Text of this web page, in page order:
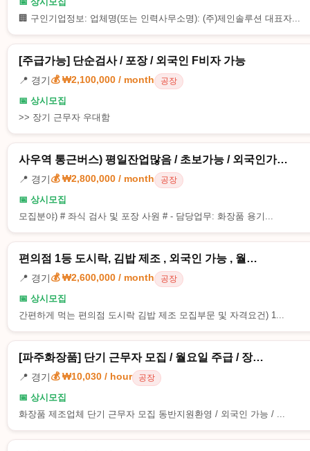
🏢 구인기업정보: 업체명(또는 인력사무소명): (주)제인솔루션 대표자...
[주급가능] 단순검사 / 포장 / 외국인 F비자 가능
📍 경기💰 ₩2,100,000 / month 공장
📅 상시모집
>> 장기 근무자 우대함
사우역 통근버스) 평일잔업많음 / 초보가능 / 외국인가…
📍 경기💰 ₩2,800,000 / month 공장
📅 상시모집
모집분야) # 좌식 검사 및 포장 사원 # - 담당업무: 화장품 용기...
편의점 1등 도시락, 김밥 제조 , 외국인 가능 , 월…
📍 경기💰 ₩2,600,000 / month 공장
📅 상시모집
간편하게 먹는 편의점 도시락 김밥 제조 모집부문 및 자격요건) 1...
[파주화장품] 단기 근무자 모집 / 월요일 주급 / 장…
📍 경기💰 ₩10,030 / hour 공장
📅 상시모집
화장품 제조업체 단기 근무자 모집 동반지원환영 / 외국인 가능 / ...